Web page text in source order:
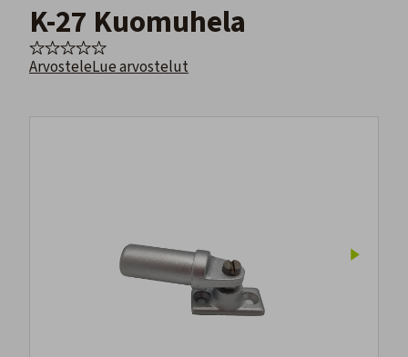
K-27 Kuomuhela
ArvosteleLue arvostelut